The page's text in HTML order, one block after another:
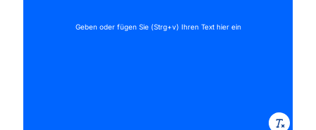
Geben oder fügen Sie (Strg+v) Ihren Text hier ein